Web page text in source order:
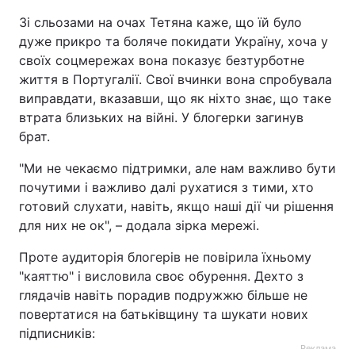
Зі сльозами на очах Тетяна каже, що їй було
дуже прикро та боляче покидати Україну, хоча у
своїх соцмережах вона показує безтурботне
життя в Португалії. Свої вчинки вона спробувала
виправдати, вказавши, що як ніхто знає, що таке
втрата близьких на війні. У блогерки загинув
брат.
"Ми не чекаємо підтримки, але нам важливо бути
почутими і важливо далі рухатися з тими, хто
готовий слухати, навіть, якщо наші дії чи рішення
для них не ок", – додала зірка мережі.
Проте аудиторія блогерів не повірила їхньому
"каяттю" і висловила своє обурення. Дехто з
глядачів навіть порадив подружжю більше не
повертатися на батьківщину та шукати нових
підписників: